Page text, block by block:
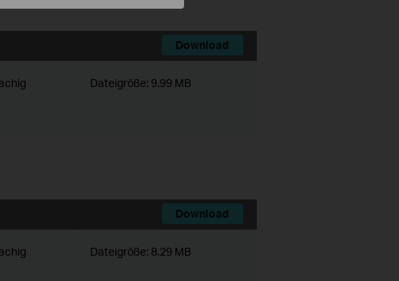
Download
Dateigröße: 9.99 MB
Download
Dateigröße: 8.29 MB